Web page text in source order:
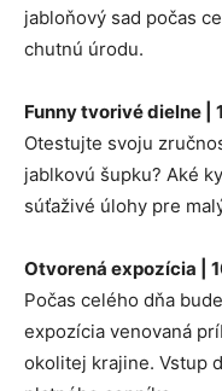
jabloňový sad počas
chutnú úrodu.
Funny tvorivé dielne |
Otestujte svoju
jablkovú šupku? Aké
súťaživé úlohy pre
Otvorená expozícia |
Počas celého dňa
expozícia venovaná
okolitej krajine. Vstup